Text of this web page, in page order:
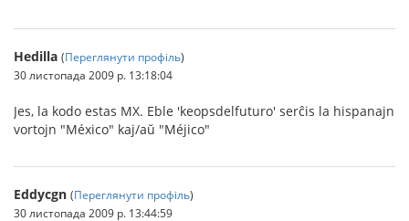
Hedilla (Переглянути профіль)
30 листопада 2009 р. 13:18:04
Jes, la kodo estas MX. Eble 'keopsdelfuturo' serĉis la hispanajn
vortojn "México" kaj/aŭ "Méjico"
Eddycgn (Переглянути профіль)
30 листопада 2009 р. 13:44:59